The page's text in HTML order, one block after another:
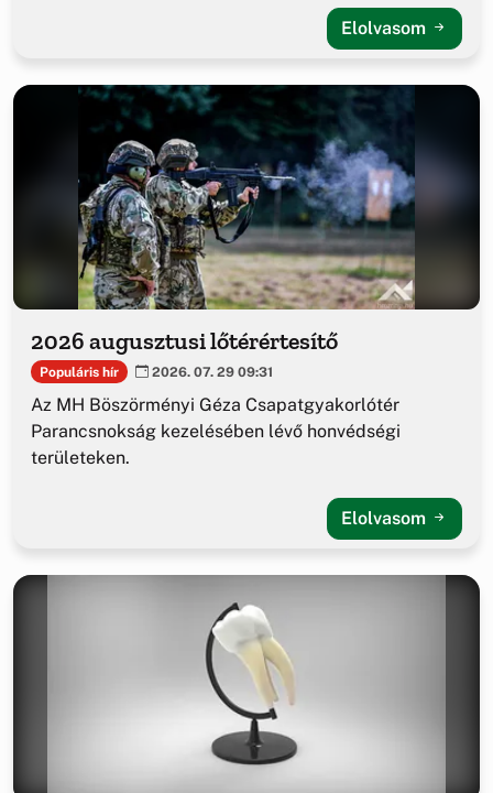
Elolvasom
2026 augusztusi lőtérértesítő
Populáris hír 2026. 07. 29 09:31
Az MH Böszörményi Géza Csapatgyakorlótér
Parancsnokság kezelésében lévő honvédségi
területeken.
Elolvasom